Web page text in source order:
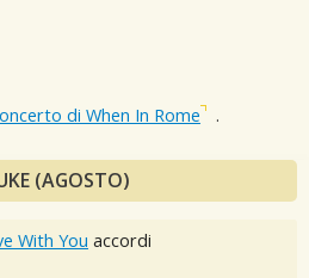
di When In Rome .
(AGOSTO)
With You accordi